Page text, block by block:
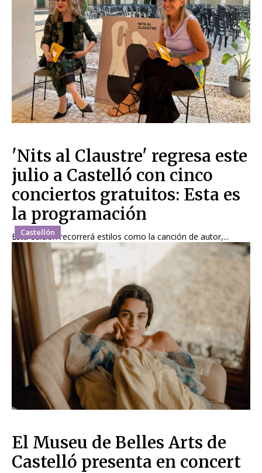
Castellón
'Nits al Claustre' regresa este
julio a Castelló con cinco
conciertos gratuitos: Esta es
la programación
Esta edición recorrerá estilos como la canción de autor,...
El Museu de Belles Arts de
Castelló presenta en concert